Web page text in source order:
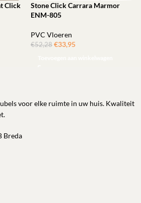
Click
Stone Click Carrara Marmor
ENM-805
PVC Vloeren
€52,28 €33,95
voor elke ruimte in uw huis. Kwaliteit
Breda